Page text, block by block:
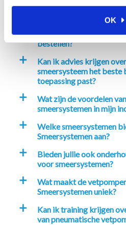
OK
a
Waarom kiezen voor
a
Hoe kan ik bij Ambi
bestellen?
a
Kan ik advies krijgen
smeersysteem het beste
toepassing past?
a
Wat zijn de voordelen
smeersystemen in mijn
a
Welke smeersystemen
Smeersystemen aan?
a
Bieden jullie ook
voor smeersystemen?
a
Wat maakt de
Smeersystemen uniek?
a
Kan ik training krijgen
van pneumatische